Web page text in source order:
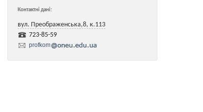
Контактні дані:
вул. Преображенська,8, к.113
723-85-59
profkom